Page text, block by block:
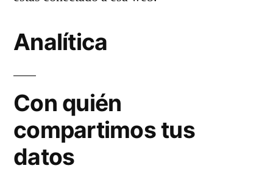
Analítica
Con quién
compartimos tus
datos